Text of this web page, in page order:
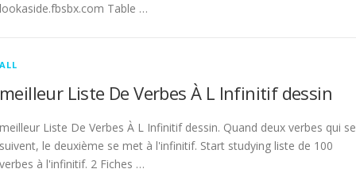
lookaside.fbsbx.com Table …
ALL
meilleur Liste De Verbes À L Infinitif dessin
meilleur Liste De Verbes À L Infinitif dessin. Quand deux verbes qui se
suivent, le deuxième se met à l'infinitif. Start studying liste de 100
verbes à l'infinitif. 2 Fiches …